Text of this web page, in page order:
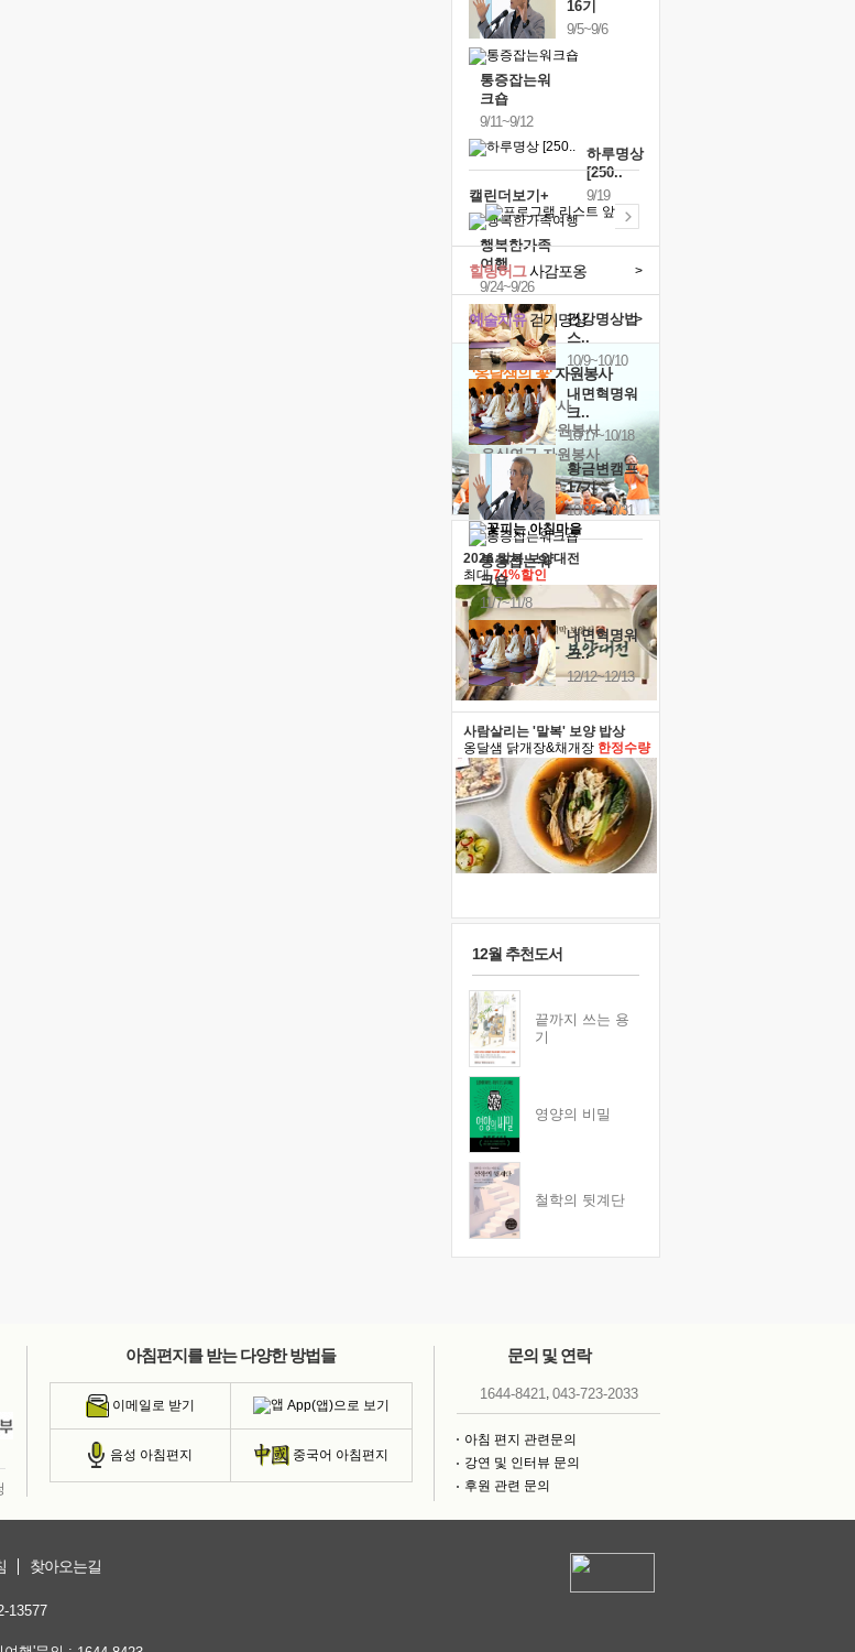
16기
9/5~9/6
통증잡는워
크숍
9/11~9/12
하루명상
[250..
9/19
행복한가족
여행
9/24~9/26
건강명상법
스..
10/9~10/10
내면혁명워
크..
10/17~10/18
황금변캠프
17기
10/30~10/31
통증잡는워
크숍
11/7~11/8
내면혁명워
크..
12/12~12/13
캘린더보기+
예술치유걷기명상 >
힐링허그사감포옹 >
'옹달샘의 꽃'자원봉사
· 청년 자원봉사
· 금빛청년 자원봉사
· 음식연구 자원봉사
2026 말복 보양대전
최대74%할인
사람살리는 '말복' 보양 밥상
옹달샘 닭개장&채개장 한정수량
12월 추천도서
끝까지 쓰는 용
기
영양의 비밀
철학의 뒷계단
아침편지를 받는 다양한 방법들
이메일로 받기 App(앱)으로 보기
음성 아침편지 중국어 아침편지
문의 및 연락
1644-8421, 043-723-2033
아침 편지 관련문의
강연 및 인터뷰 문의
후원 관련 문의
찾아오는길
13577